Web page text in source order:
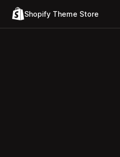
Shopify Theme Store